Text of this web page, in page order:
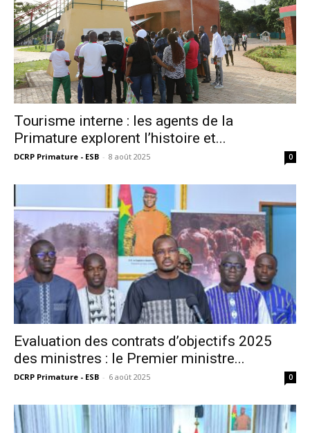
Tourisme interne : les agents de la
Primature explorent l’histoire et...
DCRP Primature - ESB - 8 août 2025 0
Evaluation des contrats d’objectifs 2025
des ministres : le Premier ministre...
DCRP Primature - ESB - 6 août 2025 0